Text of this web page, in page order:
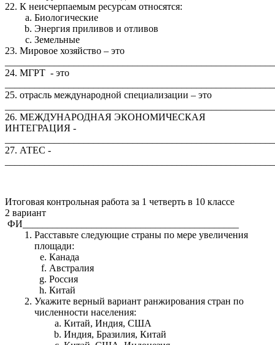
22. К неисчерпаемым ресурсам относятся:
Биологические
Энергия приливов и отливов
Земельные
23. Мировое хозяйство – это
24. МГРТ - это
25. отрасль международной специализации – это
26. МЕЖДУНАРОДНАЯ ЭКОНОМИЧЕСКАЯ
ИНТЕГРАЦИЯ -
27. АТЕС -
Итоговая контрольная работа за 1 четверть в 10 классе
2 вариант
ФИ____________________________________________
Расставьте следующие страны по мере увеличения
площади:
Канада
Австралия
Россия
Китай
Укажите верный вариант ранжирования стран по
численности населения:
Китай, Индия, США
Индия, Бразилия, Китай